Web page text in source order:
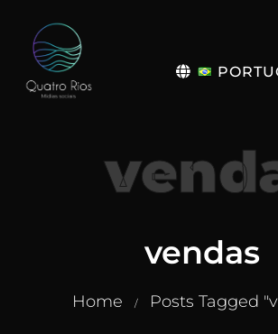
vendas
Home / Posts Tagged